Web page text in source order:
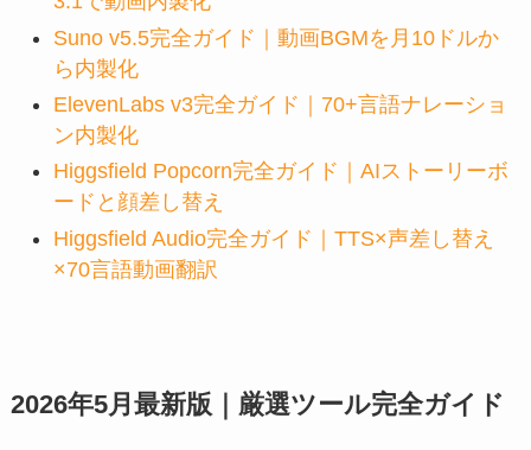
Suno v5.5完全ガイド｜動画BGMを月10ドルか
ら内製化
ElevenLabs v3完全ガイド｜70+言語ナレーショ
ン内製化
Higgsfield Popcorn完全ガイド｜AIストーリーボ
ードと顔差し替え
Higgsfield Audio完全ガイド｜TTS×声差し替え
×70言語動画翻訳
2026年5月最新版｜厳選ツール完全ガイド